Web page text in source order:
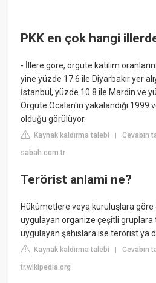
PKK en çok hangi
- İllere göre, örgüte katılım
yine yüzde 17.6 ile Diyarbakır yer
İstanbul, yüzde 10.8 ile Mardin ve
Örgüte Öcalan'ın yakalandığı 1999
olduğu görülüyor.
Kaynak kaldırma talebi |Cevabın
sabah.com.tr
Terörist anlami ne?
Hükûmetlere veya kuruluşlara
uygulayan organize çeşitli
uygulayan şahıslara ise terörist ya
Kaynak kaldırma talebi |Cevabın
tr.wikipedia.org